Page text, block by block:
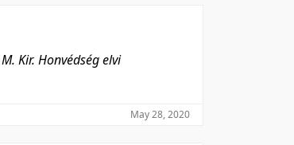
Kir. Honvédség elvi
May 28, 2020